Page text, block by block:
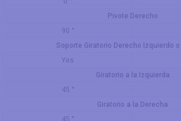
Pivote Derecho
90 °
Soporte Giratorio Derecho Izquierdo
Yes
Giratorio a la Izquierda
45 °
Giratorio a la Derecha
45 °